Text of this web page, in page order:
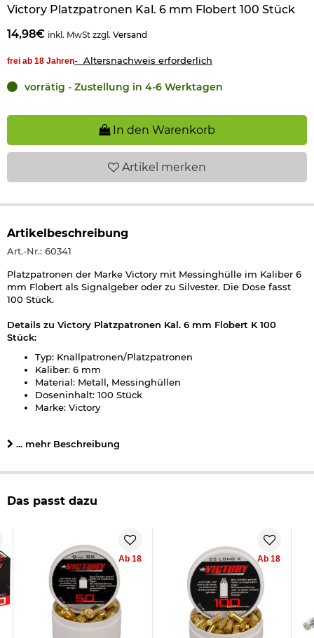
Victory Platzpatronen Kal. 6 mm Flobert 100 Stück
14,98€ inkl. MwSt zzgl. Versand
frei ab 18 Jahren- Altersnachweis erforderlich
vorrätig - Zustellung in 4-6 Werktagen
In den Warenkorb
Artikel merken
Artikelbeschreibung
Art.-Nr.: 60341
Platzpatronen der Marke Victory mit Messinghülle im Kaliber 6
mm Flobert als Signalgeber oder zu Silvester. Die Dose fasst
100 Stück.
Details zu Victory Platzpatronen Kal. 6 mm Flobert K 100
Stück:
Typ: Knallpatronen/Platzpatronen
Kaliber: 6 mm
Material: Metall, Messinghüllen
Doseninhalt: 100 Stück
Marke: Victory
nicht vorliegt. (bitte den Link:
... mehr Beschreibung
Das passt dazu
Ab 18 Ab 18